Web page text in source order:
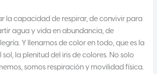
la capacidad de respirar, de convivir para
agua y vida en abundancia, de
Y llenarnos de color en todo, que es la
la plenitud del iris de colores. No solo
somos respiración y movilidad física.